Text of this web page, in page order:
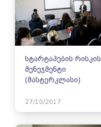
სტარტაპების რისკის
მენეჯმენტი
(მასტერკლასი)
27/10/2017